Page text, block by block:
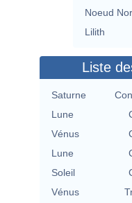
Noeud
Lilith
Liste
Saturne
Lune
Vénus
Lune
Soleil
Vénus